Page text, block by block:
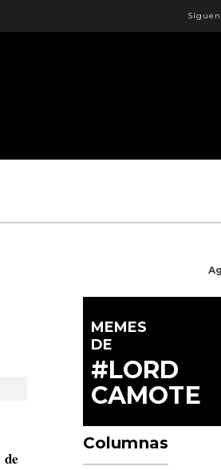
MEMES
DE
#LORD
CAMOTE
Columnas